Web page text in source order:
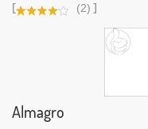
[ (2) ]
Almagro